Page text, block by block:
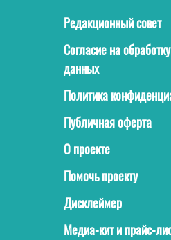
Редакционный совет
Согласие на
данных
Политика
Публичная оферта
О проекте
Помочь проекту
Дисклеймер
Медиа-кит и прайс-